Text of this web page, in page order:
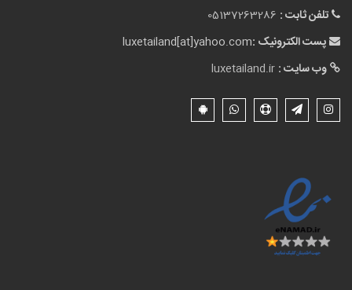
تلفن ثابت : 05137263286
پست الکترونیک :luxetailand[at]yahoo.com
وب سایت : luxetailand.ir